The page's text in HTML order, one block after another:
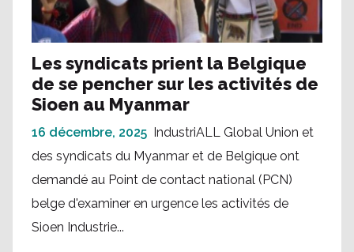
Les syndicats prient la Belgique
de se pencher sur les activités de
Sioen au Myanmar
16 décembre, 2025
IndustriALL Global Union et
des syndicats du Myanmar et de Belgique ont
demandé au Point de contact national (PCN)
belge d'examiner en urgence les activités de
Sioen Industrie...